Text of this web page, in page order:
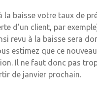
la baisse votre taux de
d’un client, par
revu à la baisse sera
estimez que ce
Il ne faut donc pas
de janvier prochain.